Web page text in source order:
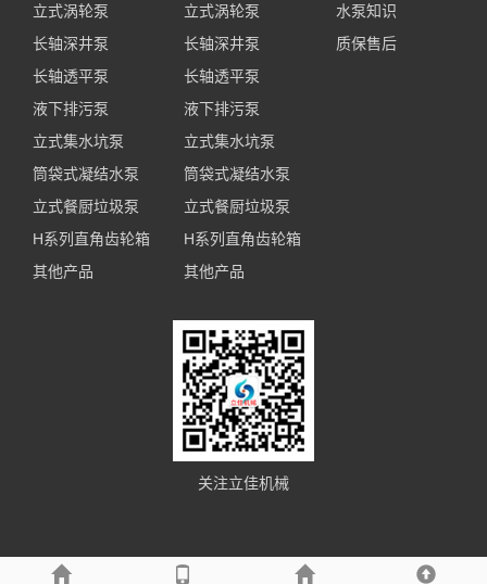
立式涡轮泵
长轴深井泵
长轴透平泵
液下排污泵
立式集水坑泵
筒袋式凝结水泵
立式餐厨垃圾泵
H系列直角齿轮箱
其他产品
立式涡轮泵
长轴深井泵
长轴透平泵
液下排污泵
立式集水坑泵
筒袋式凝结水泵
立式餐厨垃圾泵
H系列直角齿轮箱
其他产品
水泵知识
质保售后
关注立佳机械